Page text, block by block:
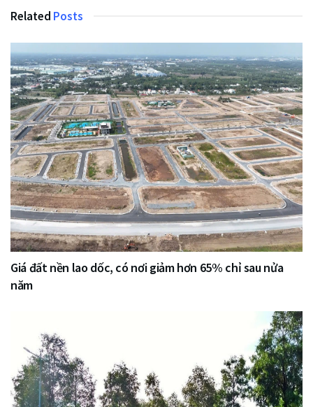
Related Posts
Giá đất nền lao dốc, có nơi giảm hơn 65% chỉ sau nửa
năm